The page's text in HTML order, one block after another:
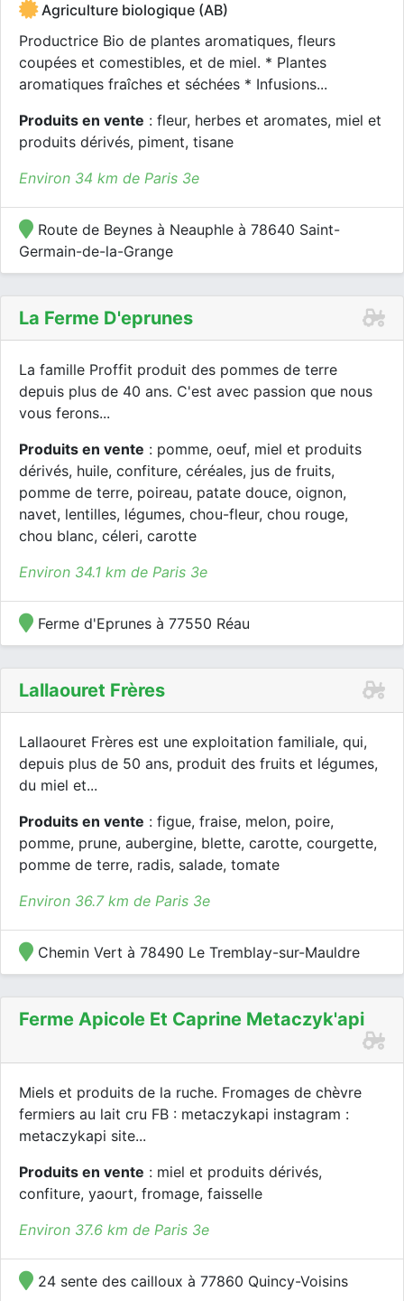
Agriculture biologique (AB)
Productrice Bio de plantes aromatiques, fleurs
coupées et comestibles, et de miel. * Plantes
aromatiques fraîches et séchées * Infusions...
Produits en vente : fleur, herbes et aromates, miel et
produits dérivés, piment, tisane
Environ 34 km de Paris 3e
Route de Beynes à Neauphle à 78640 Saint-
Germain-de-la-Grange
La Ferme D'eprunes
La famille Proffit produit des pommes de terre
depuis plus de 40 ans. C'est avec passion que nous
vous ferons...
Produits en vente : pomme, oeuf, miel et produits
dérivés, huile, confiture, céréales, jus de fruits,
pomme de terre, poireau, patate douce, oignon,
navet, lentilles, légumes, chou-fleur, chou rouge,
chou blanc, céleri, carotte
Environ 34.1 km de Paris 3e
Ferme d'Eprunes à 77550 Réau
Lallaouret Frères
Lallaouret Frères est une exploitation familiale, qui,
depuis plus de 50 ans, produit des fruits et légumes,
du miel et...
Produits en vente : figue, fraise, melon, poire,
pomme, prune, aubergine, blette, carotte, courgette,
pomme de terre, radis, salade, tomate
Environ 36.7 km de Paris 3e
Chemin Vert à 78490 Le Tremblay-sur-Mauldre
Ferme Apicole Et Caprine Metaczyk'api
Miels et produits de la ruche. Fromages de chèvre
fermiers au lait cru FB : metaczykapi instagram :
metaczykapi site...
Produits en vente : miel et produits dérivés,
confiture, yaourt, fromage, faisselle
Environ 37.6 km de Paris 3e
24 sente des cailloux à 77860 Quincy-Voisins